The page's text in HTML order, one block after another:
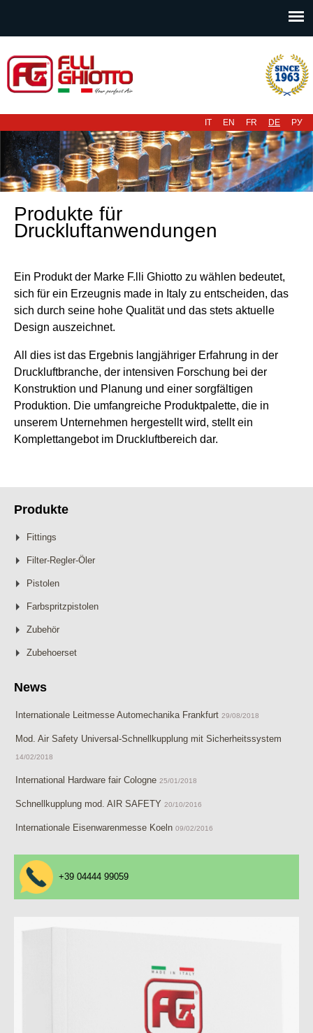
IT EN FR DE РУ
Produkte für
Druckluftanwendungen
Ein Produkt der Marke F.lli Ghiotto zu wählen bedeutet,
sich für ein Erzeugnis made in Italy zu entscheiden, das
sich durch seine hohe Qualität und das stets aktuelle
Design auszeichnet.
All dies ist das Ergebnis langjähriger Erfahrung in der
Druckluftbranche, der intensiven Forschung bei der
Konstruktion und Planung und einer sorgfältigen
Produktion. Die umfangreiche Produktpalette, die in
unserem Unternehmen hergestellt wird, stellt ein
Komplettangebot im Druckluftbereich dar.
Produkte
Fittings
Filter-Regler-Öler
Pistolen
Farbspritzpistolen
Zubehör
Zubehoerset
News
Internationale Leitmesse Automechanika Frankfurt 29/08/2018
Mod. Air Safety Universal-Schnellkupplung mit Sicherheitssystem
14/02/2018
International Hardware fair Cologne 25/01/2018
Schnellkupplung mod. AIR SAFETY 20/10/2016
Internationale Eisenwarenmesse Koeln 09/02/2016
+39 04444 99059